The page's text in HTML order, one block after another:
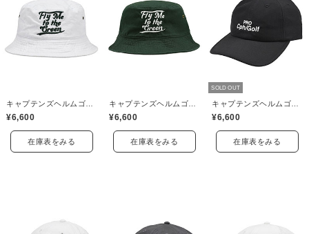
¥6,600
在庫表をみる
¥6,600
在庫表をみる
SOLD OUT
¥6,600
在庫表をみる